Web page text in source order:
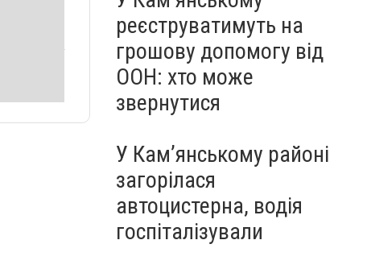
реєструватимуть на
грошову допомогу від
ООН: хто може
звернутися
У Кам’янському районі
загорілася
автоцистерна, водія
госпіталізували